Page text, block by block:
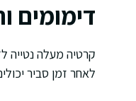
דימומים
קרטיה מעלה נטייה
לאחר זמן סביר